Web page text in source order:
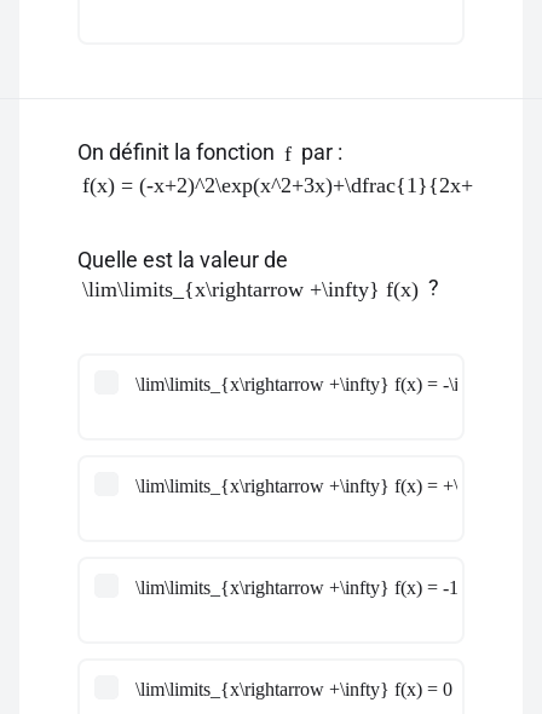
On définit la fonction f par :
f(x) = (-x+2)^2\exp(x^2+3x)+\dfrac{1}{2x+5}
Quelle est la valeur de
\lim\limits_{x\rightarrow +\infty} f(x) ?
\lim\limits_{x\rightarrow +\infty} f(x) = -\infty
\lim\limits_{x\rightarrow +\infty} f(x) = +\infty
\lim\limits_{x\rightarrow +\infty} f(x) = -1
\lim\limits_{x\rightarrow +\infty} f(x) = 0